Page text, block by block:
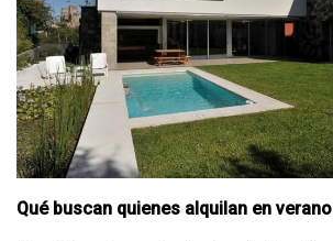
Qué buscan quienes alquilan en verano